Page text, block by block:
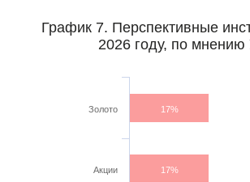
График 7. Перспективные
2026 году, по мнению
17%
17%
Золото
Акции